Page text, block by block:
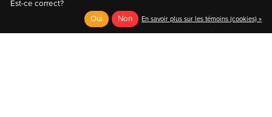
Est-ce correct?
Oui
Non En savoir plus sur les témoins (cookies) »